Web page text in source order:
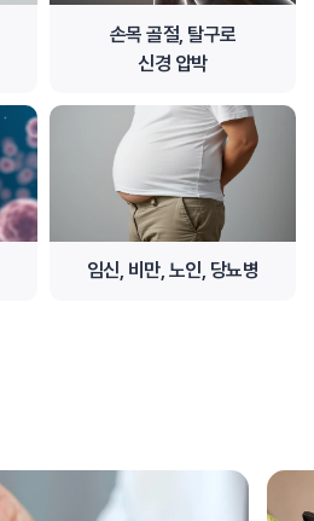
손목 골절, 탈구로
신경 압박
임신, 비만, 노인, 당뇨병